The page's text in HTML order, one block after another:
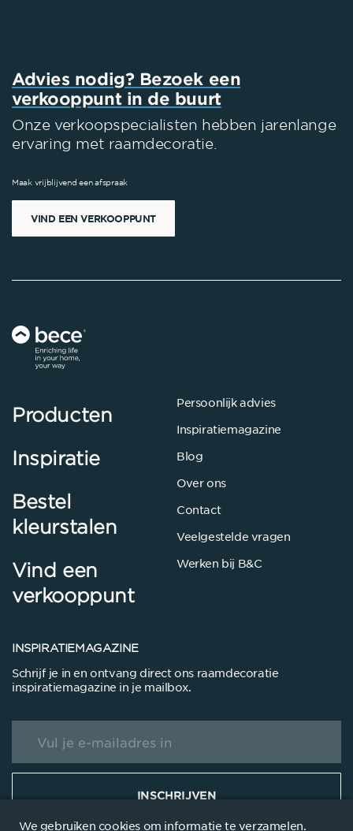
We gebruiken cookies om informatie te verzamelen.
Advies nodig? Bezoek een
verkooppunt in de buurt
Onze verkoopspecialisten hebben jarenlange
ervaring met raamdecoratie.
Maak vrijblijvend een afspraak
VIND EEN VERKOOPPUNT
Persoonlijk advies
Inspiratiemagazine
Blog
Over ons
Contact
Veelgestelde vragen
Werken bij B&C
Producten
Inspiratie
Bestel
kleurstalen
Vind een
verkooppunt
INSPIRATIEMAGAZINE
Schrijf je in en ontvang direct ons raamdecoratie
inspiratiemagazine in je mailbox.
INSCHRIJVEN